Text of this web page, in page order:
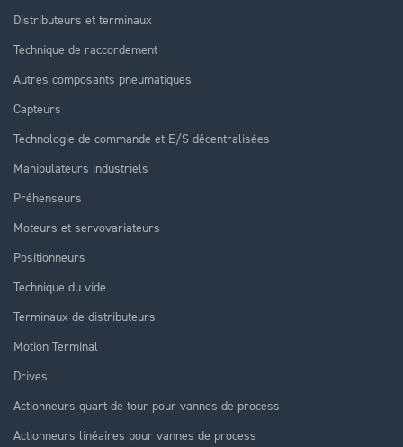
Distributeurs et terminaux
Technique de raccordement
Autres composants pneumatiques
Capteurs
Technologie de commande et E/S décentralisées
Manipulateurs industriels
Préhenseurs
Moteurs et servovariateurs
Positionneurs
Technique du vide
Terminaux de distributeurs
Motion Terminal
Drives
Actionneurs quart de tour pour vannes de process
Actionneurs linéaires pour vannes de process